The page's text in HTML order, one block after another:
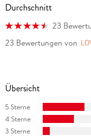
Serien verband er
»Geschichte der
Asimov auch zahlreiche
Sachbücher zu den
Durchschnitt
23
23 Bewertungen von
Übersicht
5 Sterne
4 Sterne
3 Sterne